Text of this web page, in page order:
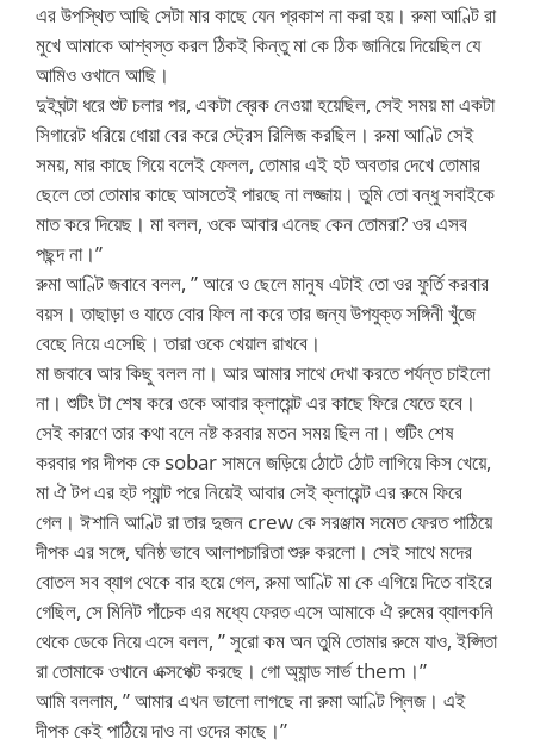
এর উপস্থিত আছি সেটা মার কাছে যেন প্রকাশ না করা হয়। রুমা আণ্টি রা
মুখে আমাকে আশ্বস্ত করল ঠিকই কিন্তু মা কে ঠিক জানিয়ে দিয়েছিল যে
আমিও ওখানে আছি।
দুইঘন্টা ধরে শুট চলার পর, একটা ব্রেক নেওয়া হয়েছিল, সেই সময় মা একটা
সিগারেট ধরিয়ে ধোয়া বের করে স্ট্রেস রিলিজ করছিল। রুমা আণ্টি সেই
সময়, মার কাছে গিয়ে বলেই ফেলল, তোমার এই হট অবতার দেখে তোমার
ছেলে তো তোমার কাছে আসতেই পারছে না লজ্জায়। তুমি তো বন্ধু সবাইকে
মাত করে দিয়েছ। মা বলল, ওকে আবার এনেছ কেন তোমরা? ওর এসব
পছন্দ না।”
রুমা আণ্টি জবাবে বলল, ” আরে ও ছেলে মানুষ এটাই তো ওর ফুর্তি করবার
বয়স। তাছাড়া ও যাতে বোর ফিল না করে তার জন্য উপযুক্ত সঙ্গিনী খুঁজে
বেছে নিয়ে এসেছি। তারা ওকে খেয়াল রাখবে।
মা জবাবে আর কিছু বলল না। আর আমার সাথে দেখা করতে পর্যন্ত চাইলো
না। শুটিং টা শেষ করে ওকে আবার ক্লায়েন্ট এর কাছে ফিরে যেতে হবে।
সেই কারণে তার কথা বলে নষ্ট করবার মতন সময় ছিল না। শুটিং শেষ
করবার পর দীপক কে sobar সামনে জড়িয়ে ঠোটে ঠোট লাগিয়ে কিস খেয়ে,
মা ঐ টপ এর হট প্যান্ট পরে নিয়েই আবার সেই ক্লায়েন্ট এর রুমে ফিরে
গেল। ঈশানি আণ্টি রা তার দুজন crew কে সরঞ্জাম সমেত ফেরত পাঠিয়ে
দীপক এর সঙ্গে, ঘনিষ্ঠ ভাবে আলাপচারিতা শুরু করলো। সেই সাথে মদের
বোতল সব ব্যাগ থেকে বার হয়ে গেল, রুমা আণ্টি মা কে এগিয়ে দিতে বাইরে
গেছিল, সে মিনিট পাঁচেক এর মধ্যে ফেরত এসে আমাকে ঐ রুমের ব্যালকনি
থেকে ডেকে নিয়ে এসে বলল, ” সুরো কম অন তুমি তোমার রুমে যাও, ইপ্সিতা
রা তোমাকে ওখানে এক্সপেক্ট করছে। গো অ্যান্ড সার্ভ them।”
আমি বললাম, ” আমার এখন ভালো লাগছে না রুমা আণ্টি প্লিজ। এই
দীপক কেই পাঠিয়ে দাও না ওদের কাছে।”